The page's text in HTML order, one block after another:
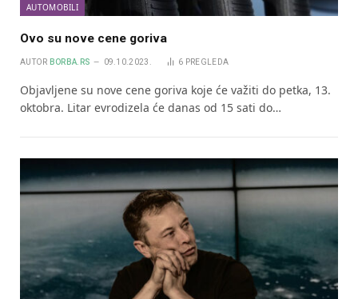
AUTOMOBILI
Ovo su nove cene goriva
AUTOR BORBA.RS 09.10.2023. 6 PREGLEDA
Objavljene su nove cene goriva koje će važiti do petka, 13.
oktobra. Litar evrodizela će danas od 15 sati do…